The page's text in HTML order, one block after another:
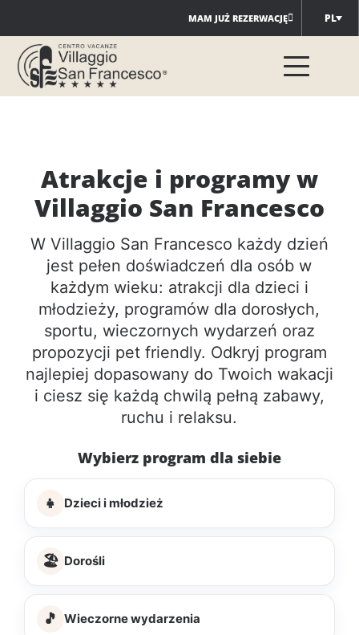
do
treści
MAM JUŻ REZERWACJĘ PL
Atrakcje i programy w
Villaggio San Francesco
W Villaggio San Francesco każdy dzień
jest pełen doświadczeń dla osób w
każdym wieku: atrakcji dla dzieci i
młodzieży, programów dla dorosłych,
sportu, wieczornych wydarzeń oraz
propozycji pet friendly. Odkryj program
najlepiej dopasowany do Twoich wakacji
i ciesz się każdą chwilą pełną zabawy,
ruchu i relaksu.
Wybierz program dla siebie
👧 Dzieci i młodzież
🏖️ Dorośli
🎵 Wieczorne wydarzenia